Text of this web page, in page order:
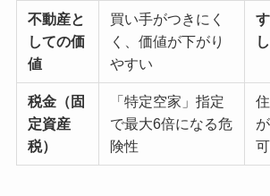
不動産と
しての価
値
買い手がつきにく
く、価値が下がり
やすい
税金（固
定資産
税）
「特定空家」指定
で最大6倍になる危
険性